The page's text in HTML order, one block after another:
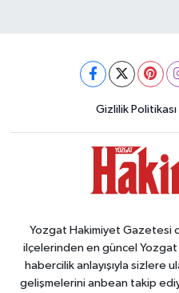
Gizlilik Politikası
Yozgat Hakimiyet Gazetesi
ilçelerinden en güncel
habercilik anlayışıyla sizlere
gelişmelerini anbean takip